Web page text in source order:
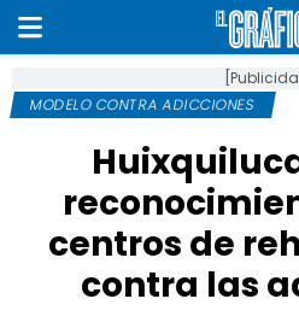
MODELO CONTRA ADICCIONES
centros de
contra las